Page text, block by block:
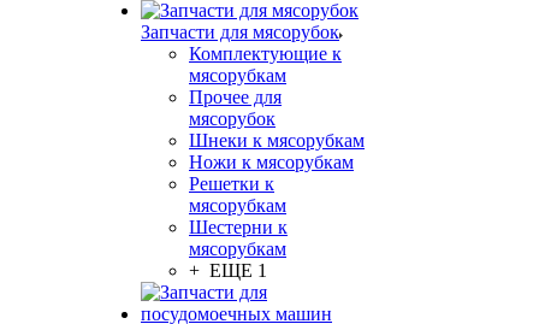
Запчасти для мясорубок
Комплектующие к
мясорубкам
Прочее для
мясорубок
Шнеки к мясорубкам
Ножи к мясорубкам
Решетки к
мясорубкам
Шестерни к
мясорубкам
+ ЕЩЕ 1